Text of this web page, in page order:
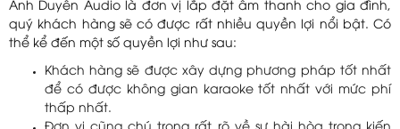
Anh Duyên Audio là đơn vị lắp đặt âm thanh cho gia đình,
quý khách hàng sẽ có được rất nhiều quyền lợi nổi bật. Có
thể kể đến một số quyền lợi như sau:
Khách hàng sẽ được xây dựng phương pháp tốt nhất
để có được không gian karaoke tốt nhất với mức phí
thấp nhất.